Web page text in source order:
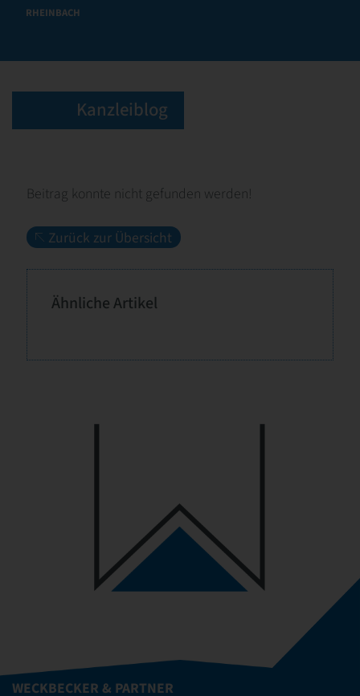
RHEINBACH
Kanzleiblog
Beitrag konnte nicht gefunden werden!
Zurück zur Übersicht
Ähnliche Artikel
WECKBECKER & PARTNER